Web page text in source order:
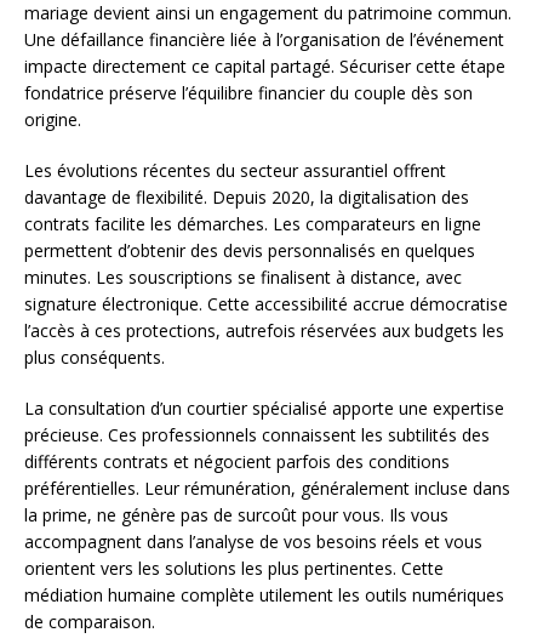
mariage devient ainsi un engagement du patrimoine commun.
Une défaillance financière liée à l’organisation de l’événement
impacte directement ce capital partagé. Sécuriser cette étape
fondatrice préserve l’équilibre financier du couple dès son
origine.
Les évolutions récentes du secteur assurantiel offrent
davantage de flexibilité. Depuis 2020, la digitalisation des
contrats facilite les démarches. Les comparateurs en ligne
permettent d’obtenir des devis personnalisés en quelques
minutes. Les souscriptions se finalisent à distance, avec
signature électronique. Cette accessibilité accrue démocratise
l’accès à ces protections, autrefois réservées aux budgets les
plus conséquents.
La consultation d’un courtier spécialisé apporte une expertise
précieuse. Ces professionnels connaissent les subtilités des
différents contrats et négocient parfois des conditions
préférentielles. Leur rémunération, généralement incluse dans
la prime, ne génère pas de surcoût pour vous. Ils vous
accompagnent dans l’analyse de vos besoins réels et vous
orientent vers les solutions les plus pertinentes. Cette
médiation humaine complète utilement les outils numériques
de comparaison.